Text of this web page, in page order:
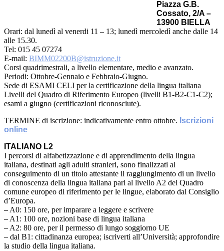
Piazza G.B.
Cossato, 2/A –
13900 BIELLA
Orari: dal lunedì al venerdi 11 – 13; lunedì mercoledì anche dalle 14
alle 15.30.
Tel: 015 45 07274
E-mail: BIMM02200B@istruzione.it
Corsi quadrimestrali, a livello elementare, medio e avanzato.
Periodi: Ottobre-Gennaio e Febbraio-Giugno.
Sede di ESAMI CELI per la certificazione della lingua italiana
Livelli del Quadro di Riferimento Europeo (livelli B1-B2-C1-C2);
esami a giugno (certificazioni riconosciute).
TERMINE di iscrizione: indicativamente entro ottobre. Iscrizioni
online
ITALIANO L2
I percorsi di alfabetizzazione e di apprendimento della lingua
italiana, destinati agli adulti stranieri, sono finalizzati al
conseguimento di un titolo attestante il raggiungimento di un livello
di conoscenza della lingua italiana pari al livello A2 del Quadro
comune europeo di riferimento per le lingue, elaborato dal Consiglio
d’Europa.
– A0: 150 ore, per imparare a leggere e scrivere
– A1: 100 ore, nozioni base di lingua italiana
– A2: 80 ore, per il permesso di lungo soggiorno UE
– dal B1: cittadinanza europea; iscriverti all’Università; approfondire
la studio della lingua italiana.